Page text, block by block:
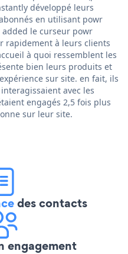
développé leurs
en utilisant powr
le curseur powr
rapidement à leurs clients
à quoi ressemblent les
bien leurs produits et
sur site. en fait, ils
avec les
engagés 2,5 fois plus
sur leur site.
des contacts
engagement